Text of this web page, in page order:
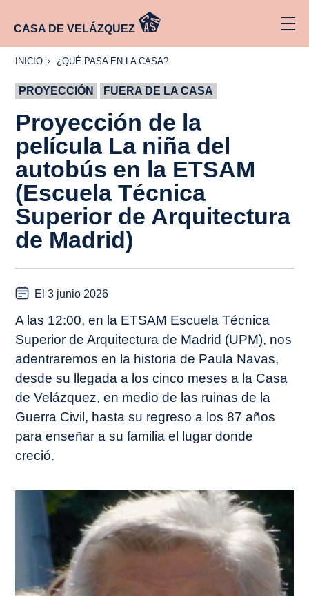
CASA DE VELÁZQUEZ
INICIO
INICIO
¿QUÉ
CASA?
¿QUÉ PASA EN LA CASA?
PROYECCIÓN FUERA DE LA CASA
Proyección de la
película La niña del
autobús en la ETSAM
(Escuela Técnica
Superior de Arquitectura
de Madrid)
El 3 junio 2026
A las 12:00, en la ETSAM Escuela Técnica
Superior de Arquitectura de Madrid (UPM), nos
adentraremos en la historia de Paula Navas,
desde su llegada a los cinco meses a la Casa
de Velázquez, en medio de las ruinas de la
Guerra Civil, hasta su regreso a los 87 años
para enseñar a su familia el lugar donde
creció.